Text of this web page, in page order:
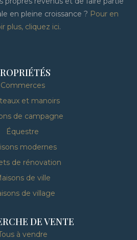
en pleine croissance ? Pour en
plus, cliquez ici.
Commerces
et manoirs
de campagne
Équestre
modernes
de rénovation
de ville
de village
DE VENTE
à vendre